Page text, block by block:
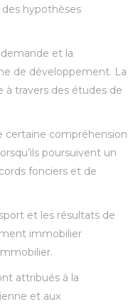
hypothèses
et la
de développement. La
travers des études de
certaine compréhension
poursuivent un
fonciers et de
et les résultats de
immobilier
attribués à la
et aux